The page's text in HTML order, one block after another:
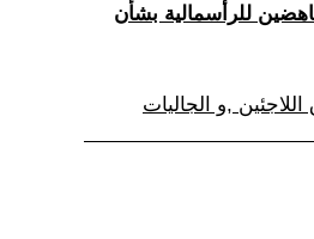
للرأسمالية بشأن
,و الجاليات